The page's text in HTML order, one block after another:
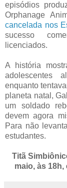
episódios
Orphanage
cancelada nos
sucesso
licenciados.
A história
adolescentes
enquanto
planeta natal,
um soldado
devem agora
Para não
estudantes.
Titã
maio, às